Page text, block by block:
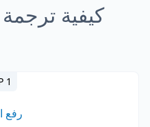
كيفية
1
رفع